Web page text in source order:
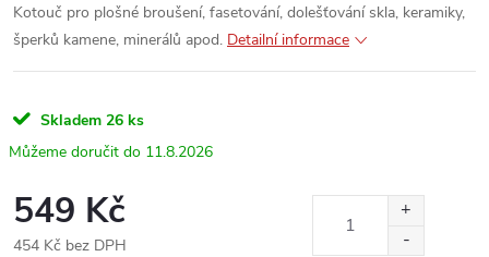
Kotouč pro plošné broušení, fasetování, dolešťování skla, keramiky,
šperků kamene, minerálů apod. Detailní informace
Skladem 26 ks
11.8.2026
549 Kč
454 Kč bez DPH